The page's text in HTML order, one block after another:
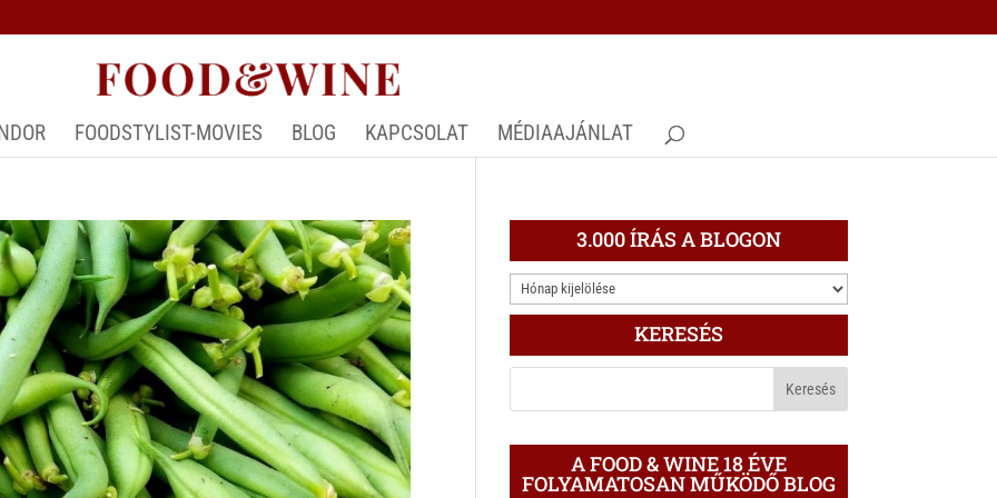
FOODSTYLIST-MOVIES BLOG KAPCSOLAT MÉDIAAJÁNLAT
3.000 ÍRÁS A BLOGON
3.000
ÍRÁS
BLOGON
KERESÉS
A FOOD & WINE 18 ÉVE
FOLYAMATOSAN MŰKÖDŐ BLOG